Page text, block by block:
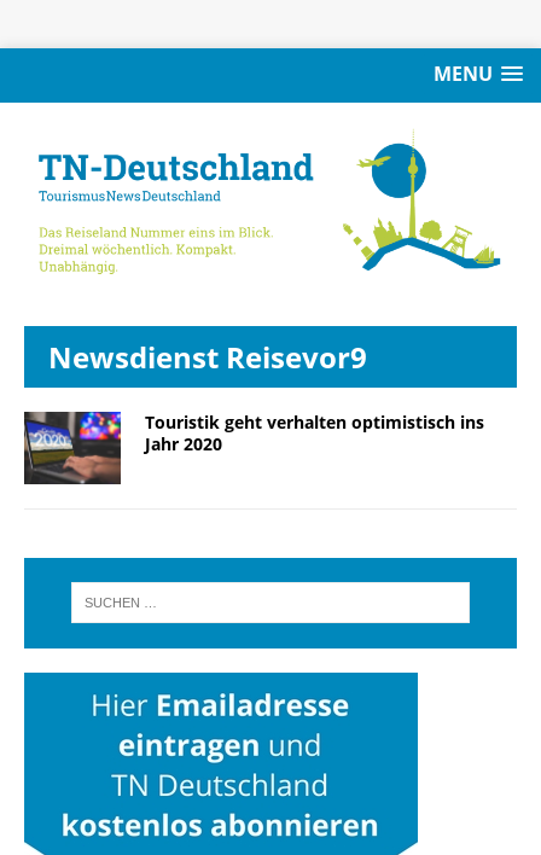
MENU
Newsdienst Reisevor9
Touristik geht verhalten optimistisch ins
Jahr 2020